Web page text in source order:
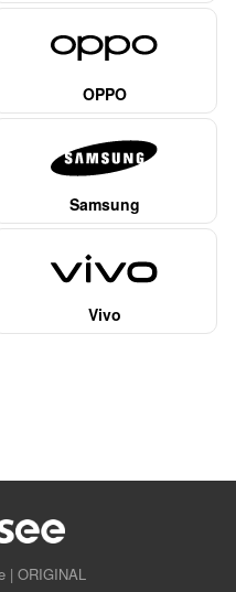
OPPO
Samsung
Vivo
| ORIGINAL